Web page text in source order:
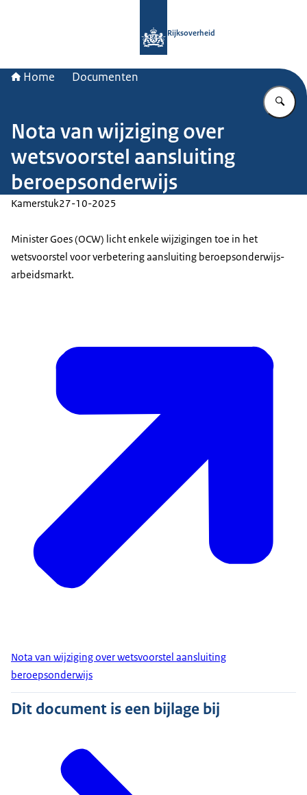
Rijksoverheid
Home Documenten
Nota van wijziging over
wetsvoorstel aansluiting
beroepsonderwijs
Kamerstuk27-10-2025
Minister Goes (OCW) licht enkele wijzigingen toe in het
wetsvoorstel voor verbetering aansluiting beroepsonderwijs-
arbeidsmarkt.
Nota van wijziging over wetsvoorstel aansluiting
beroepsonderwijs
Dit document is een bijlage bij